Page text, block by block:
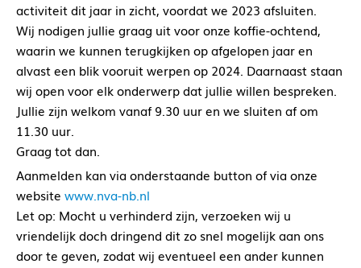
activiteit dit jaar in zicht, voordat we 2023 afsluiten.
Wij nodigen jullie graag uit voor onze koffie-ochtend,
waarin we kunnen terugkijken op afgelopen jaar en
alvast een blik vooruit werpen op 2024. Daarnaast staan
wij open voor elk onderwerp dat jullie willen bespreken.
Jullie zijn welkom vanaf 9.30 uur en we sluiten af om
11.30 uur.
Graag tot dan.
Aanmelden kan via onderstaande button of via onze
website www.nva-nb.nl
Let op: Mocht u verhinderd zijn, verzoeken wij u
vriendelijk doch dringend dit zo snel mogelijk aan ons
door te geven, zodat wij eventueel een ander kunnen